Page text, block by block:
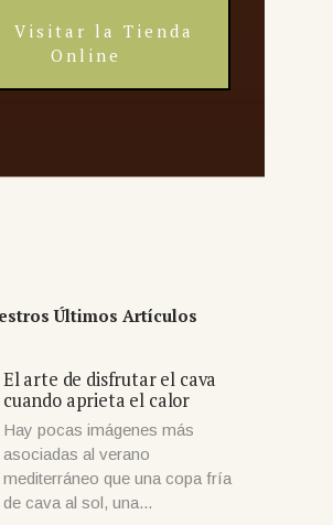
Visitar la Tienda
Online
Últimos Artículos
El arte de disfrutar el cava
cuando aprieta el calor
Hay pocas imágenes más
asociadas al verano
mediterráneo que una copa fría
de cava al sol, una...